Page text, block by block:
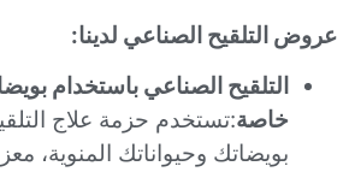
عروض التلقيح الصناعي لدينا:
التلقيح الصناعي باستخدام
خاصة:تستخدم حزمة علاج
بويضاتك وحيواناتك المنوية،